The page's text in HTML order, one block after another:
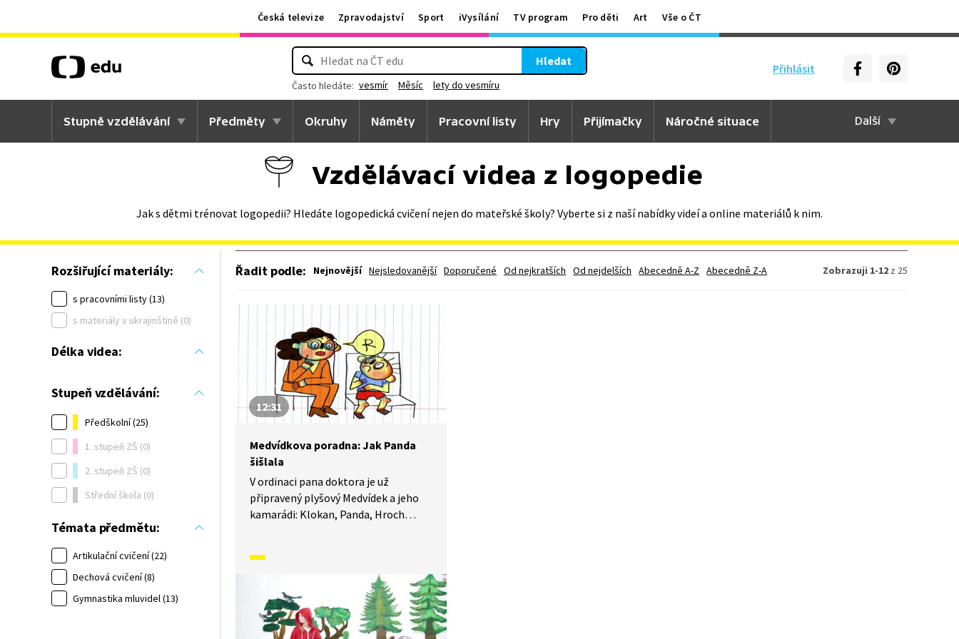
Česká televize Zpravodajství Sport iVysílání TV program Pro děti Art Vše o ČT
Přihlásit
Hledat
Často hledáte: vesmír Měsíc lety do vesmíru
Stupně vzdělávání Předměty Okruhy Náměty Pracovní listy Hry Přijímačky Náročné situace Další
Vzdělávací videa z logopedie
Jak s dětmi trénovat logopedii? Hledáte logopedická cvičení nejen do mateřské školy? Vyberte si z naší nabídky videí a online materiálů k nim.
Rozšiřující materiály:
s pracovními listy (13)
s materiály v ukrajinštině (0)
Délka videa:
Stupeň vzdělávání:
Předškolní (25)
1. stupeň ZŠ (0)
2. stupeň ZŠ (0)
Střední škola (0)
Témata předmětu:
Artikulační cvičení (22)
Dechová cvičení (8)
Gymnastika mluvidel (13)
Řadit podle: Nejnovější Nejsledovanější Doporučené Od nejkratších Od nejdelších Abecedně A-Z Abecedně Z-A Zobrazuji 1-12 z 25
12:31
Medvídkova poradna: Jak Panda
šišlala
V ordinaci pana doktora je už
připravený plyšový Medvídek a jeho
kamarádi: Klokan, Panda, Hroch
a vědí o problémech své. Mají ale také
smysl pro legraci a veselou osobní
historkou pomáhají dětem pochopit,
jak se dá s každým trápením bojovat
a kudy vede cesta ven. Dnes vysvětlí